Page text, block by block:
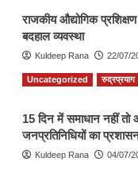
राजकीय औद्योगिक
बदहाल व्यवस्था
Kuldeep Rana 22/07/
Uncategorized रुद्रप्रयाग
15 दिन में समाधान नहीं
जनप्रतिनिधियों का
Kuldeep Rana 04/07/